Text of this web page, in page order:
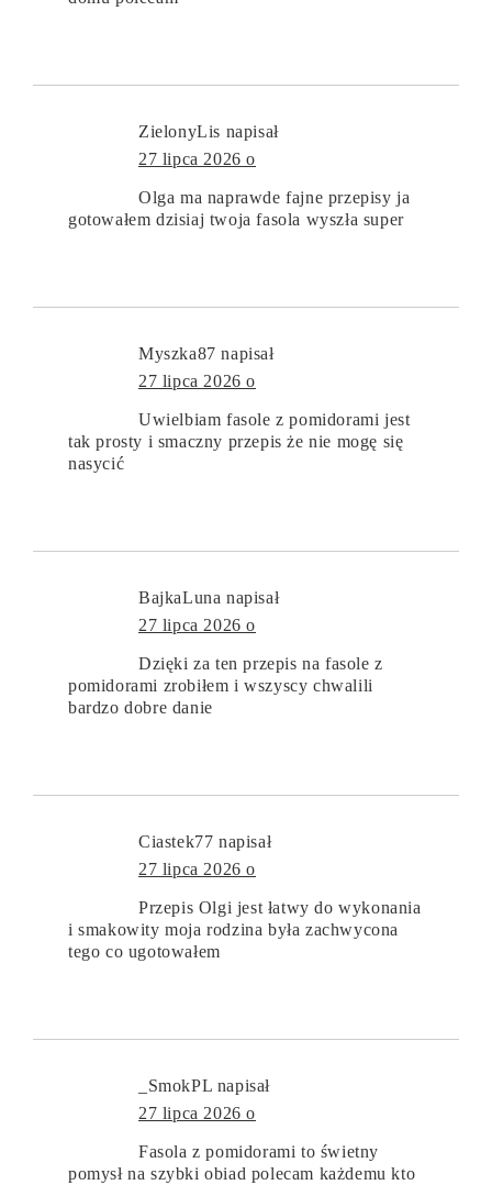
ZielonyLis napisał
27 lipca 2026 o
Olga ma naprawde fajne przepisy ja
gotowałem dzisiaj twoja fasola wyszła super
Myszka87 napisał
27 lipca 2026 o
Uwielbiam fasole z pomidorami jest
tak prosty i smaczny przepis że nie mogę się
nasycić
BajkaLuna napisał
27 lipca 2026 o
Dzięki za ten przepis na fasole z
pomidorami zrobiłem i wszyscy chwalili
bardzo dobre danie
Ciastek77 napisał
27 lipca 2026 o
Przepis Olgi jest łatwy do wykonania
i smakowity moja rodzina była zachwycona
tego co ugotowałem
_SmokPL napisał
27 lipca 2026 o
Fasola z pomidorami to świetny
pomysł na szybki obiad polecam każdemu kto